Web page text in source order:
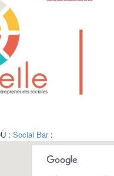
: Social Bar: